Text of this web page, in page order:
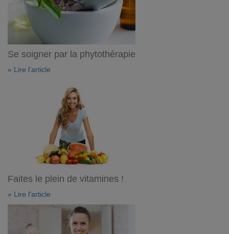
Se soigner par la phytothérapie
» Lire l'article
Faites le plein de vitamines !
» Lire l'article